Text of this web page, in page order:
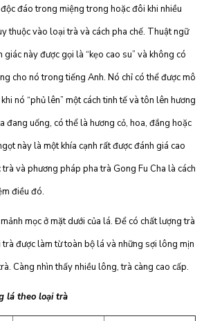
đáo trong miệng trong hoặc đôi khi nhiều
thuộc vào loại trà và cách pha chế. Thuật ngữ
này được gọi là “kẹo cao su” và không có
cho nó trong tiếng Anh. Nó chỉ có thể được mô
nó “phủ lên” một cách tinh tế và tôn lên hương
đang uống, có thể là hương cỏ, hoa, đắng hoặc
này là một khía cạnh rất được đánh giá cao
và phương pháp pha trà Gong Fu Cha là cách
điều đó.
mọc ở mặt dưới của lá. Để có chất lượng trà
được làm từ toàn bộ lá và những sợi lông mịn
Càng nhìn thấy nhiều lông, trà càng cao cấp.
lá theo loại trà